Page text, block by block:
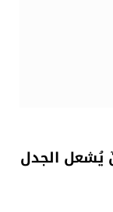
يُشعل الجدل